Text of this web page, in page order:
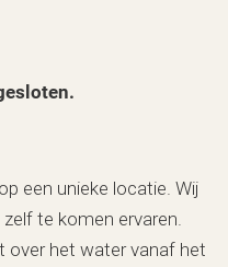
een unieke locatie. Wij
te komen ervaren.
over het water vanaf het